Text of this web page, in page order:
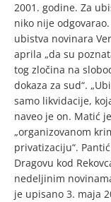
2001. godine. Za
niko nije
ubistva novinara
aprila „da su
tog zločina na
dokaza za sud“.
samo likvidacije,
naveo je on. Matić
„organizovanom
privatizaciju“.
Dragovu kod
nedeljinim
je upisano 3. maja